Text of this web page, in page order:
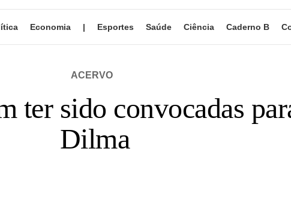
Economia | Esportes Saúde Ciência Caderno B
ACERVO
ter sido convocadas
Dilma